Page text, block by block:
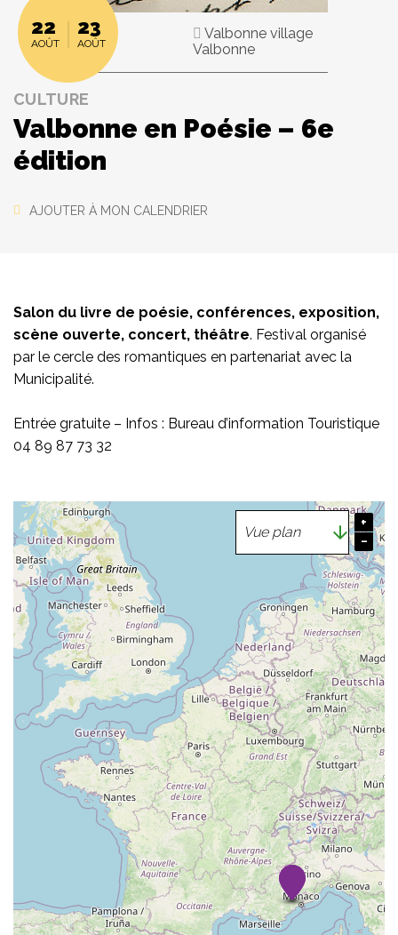
22
AOÛT
23
AOÛT
Valbonne village
Valbonne
CULTURE
Valbonne en Poésie – 6e
édition
AJOUTER À MON CALENDRIER
Salon du livre de poésie, conférences, exposition,
scène ouverte, concert, théâtre. Festival organisé
par le cercle des romantiques en partenariat avec la
Municipalité.
Entrée gratuite – Infos : Bureau d’information Touristique
04 89 87 73 32
+
−